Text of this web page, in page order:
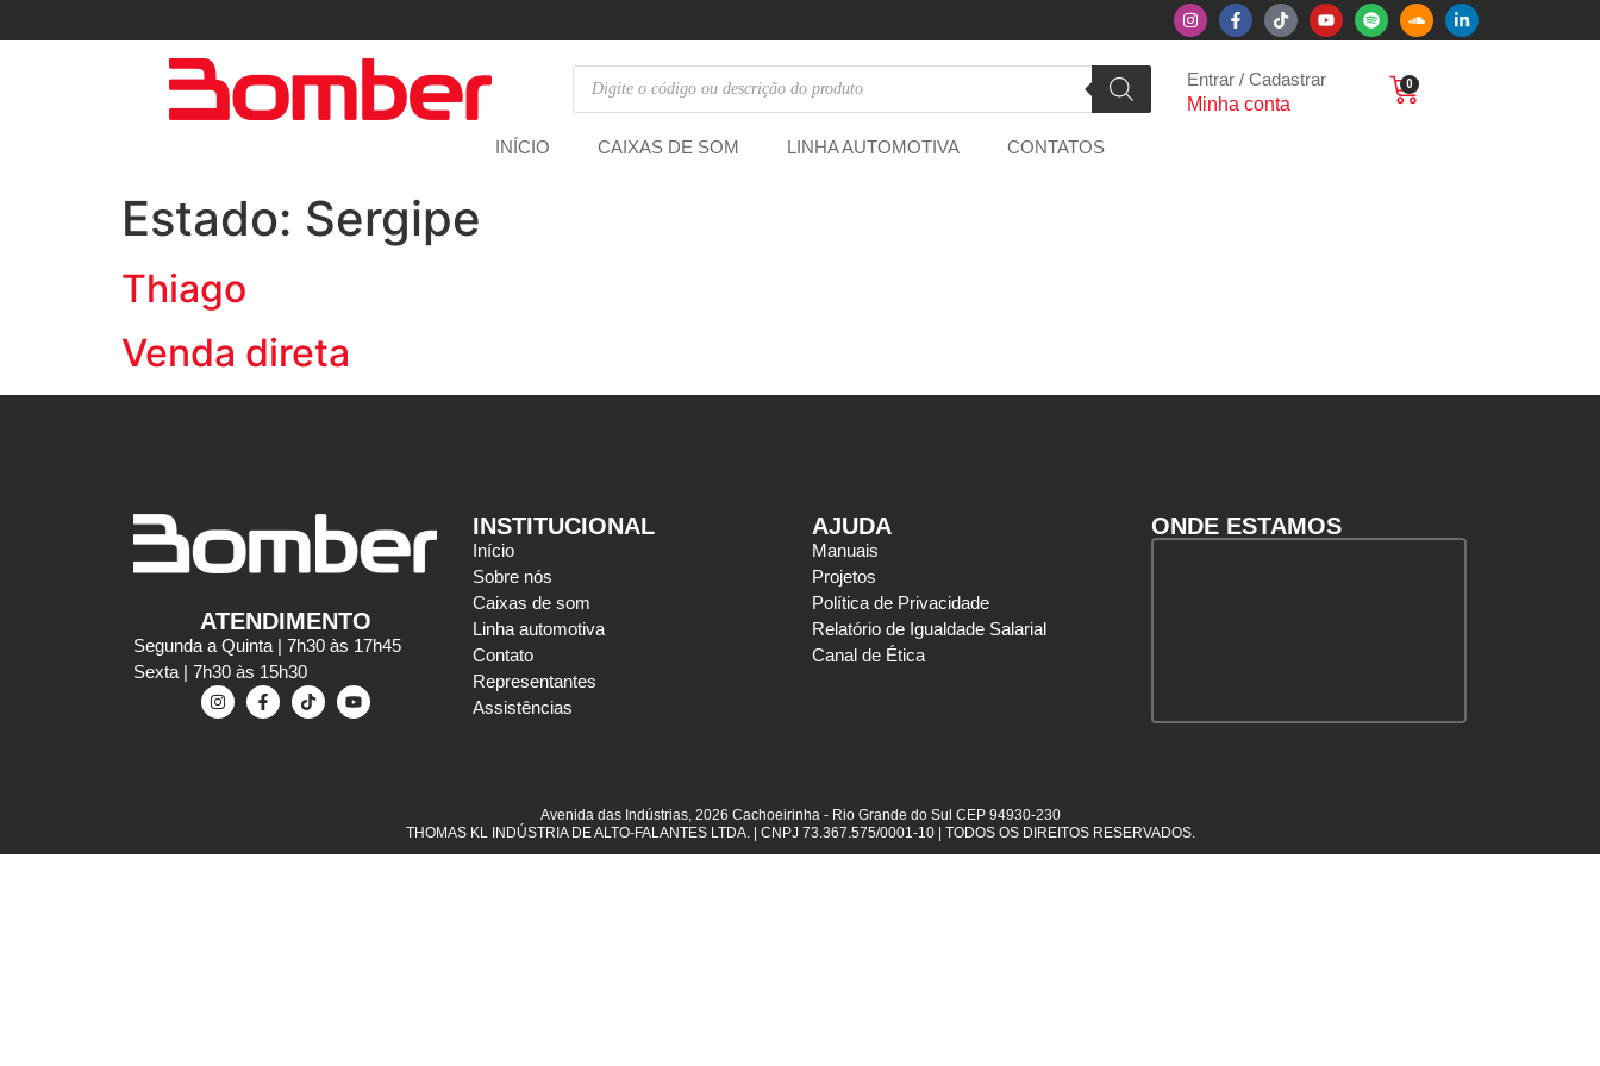
Entrar / Cadastrar
Minha conta
0
INÍCIO CAIXAS DE SOM LINHA AUTOMOTIVA CONTATOS
Estado: Sergipe
Thiago
Venda direta
ATENDIMENTO
Segunda a Quinta | 7h30 às 17h45
Sexta | 7h30 às 15h30
INSTITUCIONAL
Início
Sobre nós
Caixas de som
Linha automotiva
Contato
Representantes
Assistências
AJUDA
Manuais
Projetos
Política de Privacidade
Relatório de Igualdade Salarial
Canal de Ética
ONDE ESTAMOS
Avenida das Indústrias, 2026 Cachoeirinha - Rio Grande do Sul CEP 94930-230​
THOMAS KL INDÚSTRIA DE ALTO-FALANTES LTDA. | CNPJ 73.367.575/0001-10 | TODOS OS DIREITOS RESERVADOS.